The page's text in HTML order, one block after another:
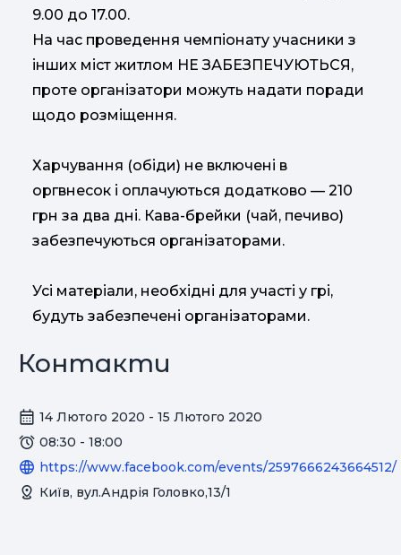
9.00 до 17.00.
На час проведення чемпіонату учасники з
інших міст житлом НЕ ЗАБЕЗПЕЧУЮТЬСЯ,
проте організатори можуть надати поради
щодо розміщення.
Харчування (обіди) не включені в
оргвнесок і оплачуються додатково — 210
грн за два дні. Кава-брейки (чай, печиво)
забезпечуються організаторами.
Усі матеріали, необхідні для участі у грі,
будуть забезпечені організаторами.
Контакти
14 Лютого 2020 - 15 Лютого 2020
08:30 - 18:00
https://www.facebook.com/events/2597666243664512/
Київ, вул.Андрія Головко,13/1